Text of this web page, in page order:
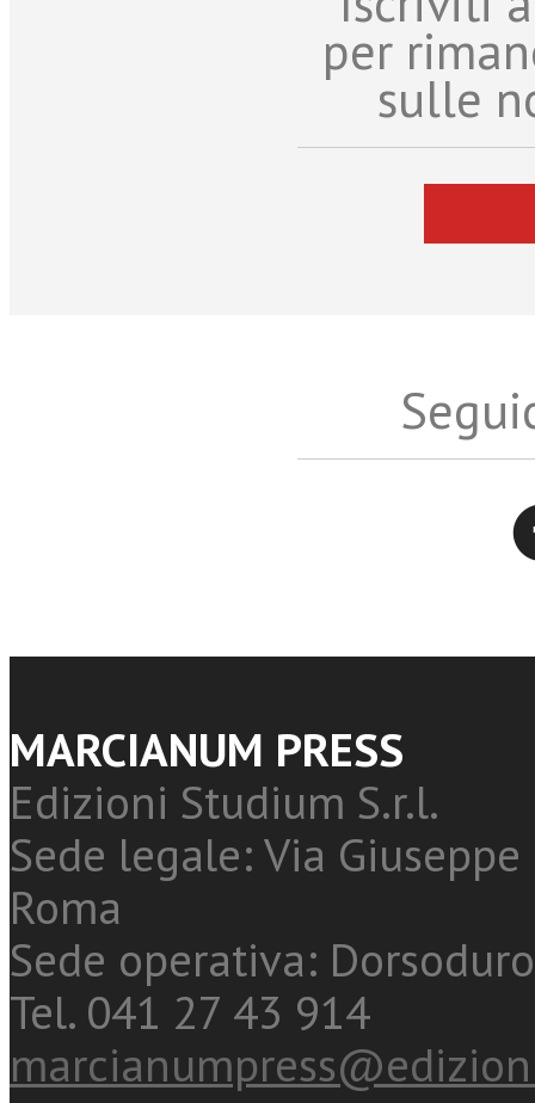
per
sulle
MARCIANUM PRESS
Edizioni Studium S.r.l.
Sede legale: Via
Roma
Sede operativa:
Tel. 041 27 43 914